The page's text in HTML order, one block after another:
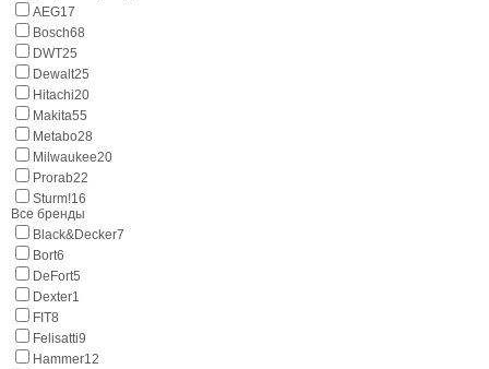
AEG17
Bosch68
DWT25
Dewalt25
Hitachi20
Makita55
Metabo28
Milwaukee20
Prorab22
Sturm!16
Все бренды
Black&Decker7
Bort6
DeFort5
Dexter1
FIT8
Felisatti9
Hammer12